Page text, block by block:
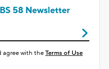
58 Newsletter
agree with theTerms of Use